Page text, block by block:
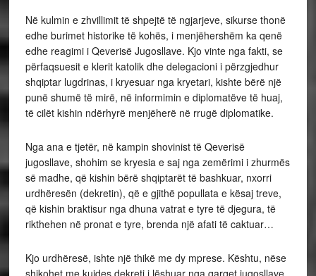
Në kulmin e zhvillimit të shpejtë të ngjarjeve, sikurse thonë
edhe burimet historike të kohës, i menjëhershëm ka qenë
edhe reagimi i Qeverisë Jugosllave. Kjo vinte nga fakti, se
përfaqsuesit e klerit katolik dhe delegacioni i përzgjedhur
shqiptar lugdrinas, i kryesuar nga kryetari, kishte bërë një
punë shumë të mirë, në informimin e diplomatëve të huaj,
të cilët kishin ndërhyrë menjëherë në rrugë diplomatike.
Nga ana e tjetër, në kampin shovinist të Qeverisë
jugosllave, shohim se kryesia e saj nga zemërimi i zhurmës
së madhe, që kishin bërë shqiptarët të bashkuar, nxorri
urdhëresën (dekretin), që e gjithë popullata e kësaj treve,
që kishin braktisur nga dhuna vatrat e tyre të djegura, të
rikthehen në pronat e tyre, brenda një afati të caktuar…
Kjo urdhëresë, ishte një thikë me dy mprese. Kështu, nëse
shikohet me kujdes dekreti i lëshuar nga qarqet jugosllave,